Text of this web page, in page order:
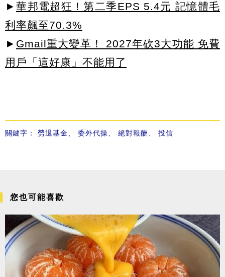
► 華邦電超狂！第二季EPS 5.4元 記憶體毛
利率飆至70.3%
► Gmail重大變革！ 2027年砍3大功能 免費
用戶「這好康」不能用了
關鍵字： 勞退基金、 委外代操、 絕對報酬 、 投信
您也可能喜歡